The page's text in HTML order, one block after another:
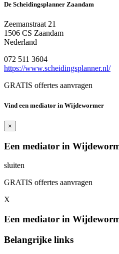
De Scheidingsplanner Zaandam
Zeemanstraat 21
1506 CS Zaandam
Nederland
072 511 3604
https://www.scheidingsplanner.nl/
GRATIS offertes aanvragen
Vind een mediator in Wijdewormer
×
Een mediator in
sluiten
GRATIS offertes aanvragen
X
Een mediator in
Belangrijke links